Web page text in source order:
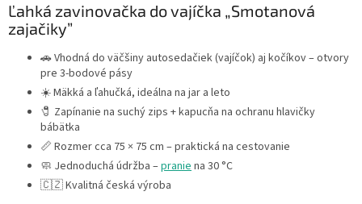
Ľahká zavinovačka do vajíčka „Smotanová
zajačiky”
🚗 Vhodná do väčšiny autosedačiek (vajíčok) aj kočíkov – otvory
pre 3-bodové pásy
☀️ Mäkká a ľahučká, ideálna na jar a leto
🧷 Zapínanie na suchý zips + kapucňa na ochranu hlavičky
bábätka
📏 Rozmer cca 75 × 75 cm – praktická na cestovanie
🧼 Jednoduchá údržba –praniena 30 °C
🇨🇿 Kvalitná česká výroba